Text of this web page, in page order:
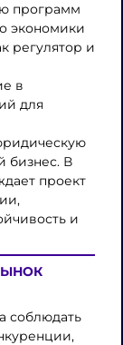
программ
экономики
регулятор и
в
для
бизнес. В
проект
и
соблюдать